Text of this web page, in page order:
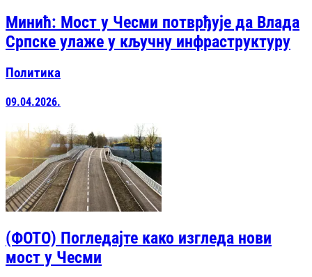
Минић: Мост у Чесми потврђује да Влада
Српске улаже у кључну инфраструктуру
Политика
09.04.2026.
(ФОТО) Погледајте како изгледа нови
мост у Чесми